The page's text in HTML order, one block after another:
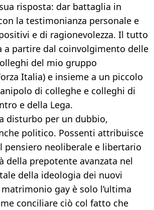
risposta: dar battaglia in
la testimonianza personale e
e di ragionevolezza. Il tutto
a partire dal coinvolgimento delle
del mio gruppo
Italia) e insieme a un piccolo
di colleghe e colleghi di
e della Lega.
disturbo per un dubbio,
politico. Possenti attribuisce
pensiero neoliberale e libertario
della prepotente avanzata nel
della ideologia dei nuovi
gay è solo l’ultima
conciliare ciò col fatto che